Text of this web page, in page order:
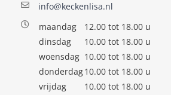
info@keckenlisa.nl
maandag
12.00 tot 18.00 u
dinsdag
10.00 tot 18.00 u
woensdag 10.00 tot 18.00 u
donderdag10.00 tot 18.00 u
vrijdag
10.00 tot 18.00 u